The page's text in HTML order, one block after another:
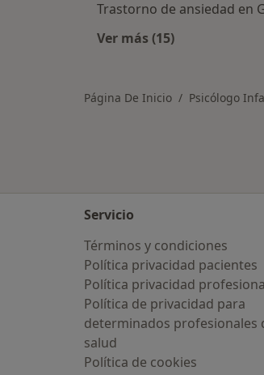
Trastorno de ansiedad en
Ver más (15)
Página De Inicio Psicólogo
Servicio
Términos y condiciones
Política privacidad pacientes
Política privacidad
Política de privacidad para
determinados profesionales
salud
Política de cookies